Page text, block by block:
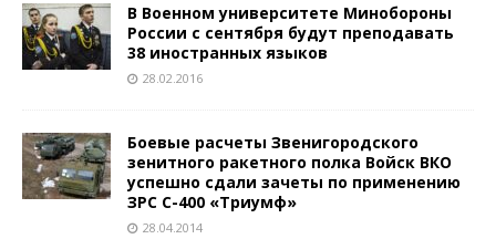
В Военном университете Минобороны
России с сентября будут преподавать
38 иностранных языков
28.02.2016
Боевые расчеты Звенигородского
зенитного ракетного полка Войск ВКО
успешно сдали зачеты по применению
ЗРС С-400 «Триумф»
28.04.2014